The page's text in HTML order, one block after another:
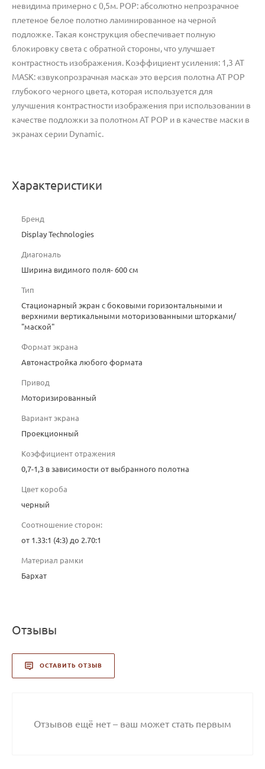
невидима примерно с 0,5м. POP: абсолютно непрозрачное
плетеное белое полотно ламинированное на черной
подложке. Такая конструкция обеспечивает полную
блокировку света с обратной стороны, что улучшает
контрастность изображения. Коэффициент усиления: 1,3 AT
MASK: «звукопрозрачная маска» это версия полотна AT POP
глубокого черного цвета, которая используется для
улучшения контрастности изображения при использовании в
качестве подложки за полотном AT POP и в качестве маски в
экранах серии Dynamic.
Характеристики
Бренд
Display Technologies
Диагональ
Ширина видимого поля- 600 см
Тип
Стационарный экран с боковыми горизонтальными и
верхними вертикальными моторизованными шторками/
"маской"
Формат экрана
Автонастройка любого формата
Привод
Моторизированный
Вариант экрана
Проекционный
Коэффициент отражения
0,7-1,3 в зависимости от выбранного полотна
Цвет короба
черный
Соотношение сторон:
от 1.33:1 (4:3) до 2.70:1
Материал рамки
Бархат
Отзывы
ОСТАВИТЬ ОТЗЫВ
Отзывов ещё нет – ваш может стать первым